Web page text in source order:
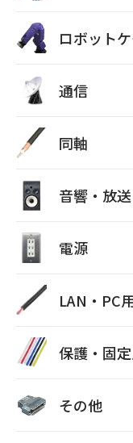
ロボット
通信
同軸
音響・放送
電源
LAN・PC
保護・固
その他